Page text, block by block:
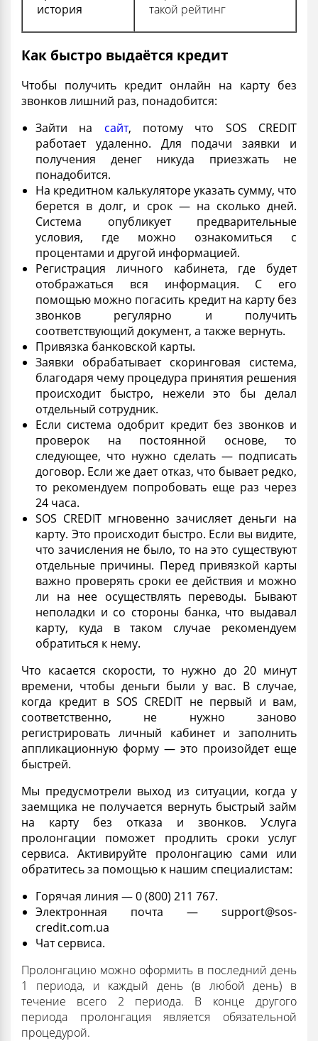
история
такой рейтинг
Как быстро выдаётся кредит
Чтобы получить кредит онлайн на карту без
звонков лишний раз, понадобится:
Зайти на сайт, потому что SOS CREDIT
работает удаленно. Для подачи заявки и
получения денег никуда приезжать не
понадобится.
На кредитном калькулятореуказать сумму, что
берется в долг, и срок — на сколько дней.
Система опубликует предварительные
условия, где можно ознакомиться с
процентами и другой информацией.
Регистрация личного кабинета, где будет
отображаться вся информация. С его
помощью можно погасить кредит на карту без
звонков регулярно и получить
соответствующий документ, а также вернуть.
Привязка банковской карты.
Заявки обрабатывает скоринговая система,
благодаря чему процедура принятия решения
происходит быстро, нежели это бы делал
отдельный сотрудник.
Если система одобрит кредит без звонков и
проверок на постоянной основе, то
следующее, что нужно сделать — подписать
договор. Если же дает отказ, что бывает редко,
то рекомендуем попробовать еще раз через
24 часа.
SOS CREDIT мгновенно зачисляет деньги на
карту. Это происходит быстро. Если вы видите,
что зачисления не было, то на это существуют
отдельные причины. Перед привязкой карты
важно проверять сроки ее действия и можно
ли на нее осуществлять переводы. Бывают
неполадки и со стороны банка, что выдавал
карту, куда в таком случае рекомендуем
обратиться к нему.
Что касается скорости, то нужно до 20 минут
времени, чтобы деньги были у вас. В случае,
когда кредит в SOS CREDIT не первый и вам,
соответственно, не нужно заново
регистрировать личный кабинет и заполнить
аппликационную форму — это произойдет еще
быстрей.
Мы предусмотрели выход из ситуации, когда у
заемщика не получается вернуть быстрый займ
на карту без отказа и звонков. Услуга
пролонгации поможет продлить сроки услуг
сервиса. Активируйте пролонгацию сами или
обратитесь за помощью к нашим специалистам:
Горячая линия — 0 (800) 211 767.
Электронная почта — support@sos-
credit.com.ua
Чат сервиса.
Пролонгацию можно оформить в последний день
1 периода, и каждый день (в любой день) в
течение всего 2 периода. В конце другого
периода пролонгация является обязательной
процедурой.